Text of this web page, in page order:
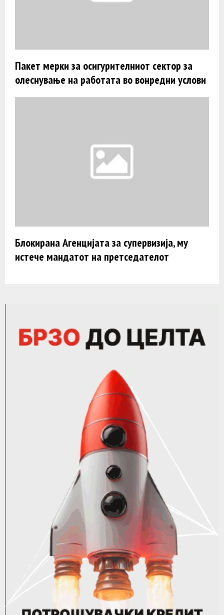
Пакет мерки за осигурителниот сектор за
олеснување на работата во вонредни услови
Блокирана Агенцијата за супервизија, му
истече мандатот на претседателот